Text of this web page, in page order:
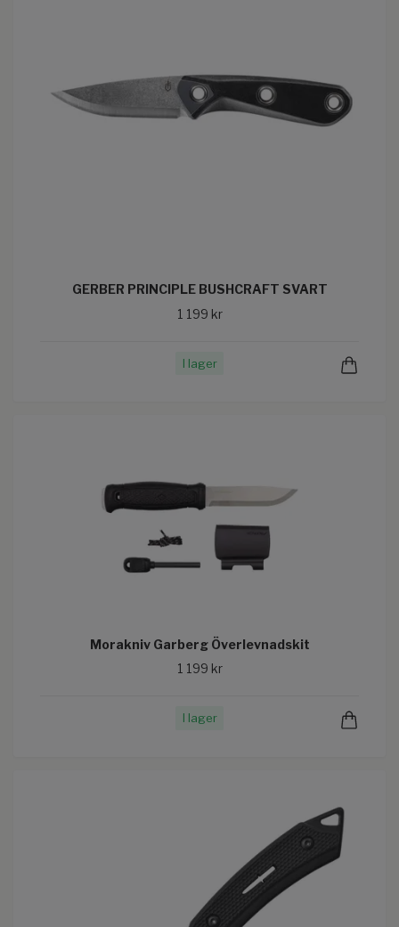
GERBER PRINCIPLE BUSHCRAFT SVART
1 199 kr
I lager
Morakniv Garberg Överlevnadskit
1 199 kr
I lager